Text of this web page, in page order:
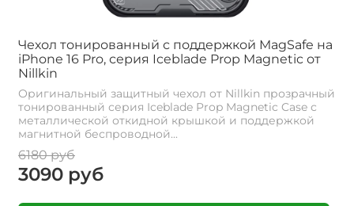
Чехол тонированный с поддержкой MagSafe на
iPhone 16 Pro, серия Iceblade Prop Magnetic от
Nillkin
Оригинальный защитный чехол от Nillkin прозрачный
тонированный серия Iceblade Prop Magnetic Case с
металлической откидной крышкой и поддержкой
магнитной беспроводной...
6180 руб
3090 руб